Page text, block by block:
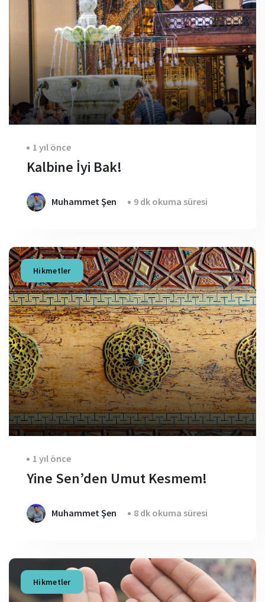
1 yıl önce
Kalbine İyi Bak!
Muhammet Şen 9 dk okuma süresi
Hikmetler
1 yıl önce
Yine Sen’den Umut Kesmem!
Muhammet Şen 8 dk okuma süresi
Hikmetler